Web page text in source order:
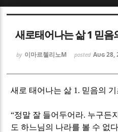
새로태어나는 삶 1 믿음
by 이마르첼리노M posted Aug 28,
새로 태어나는 삶 1. 믿음의 기
“정말 잘 들어두어라. 누구든
도 하느님의 나라를 볼 수 없다
Sketchbook5, 스
Sketchbook5,
Sketchbook5, 스
Sketchbook5,